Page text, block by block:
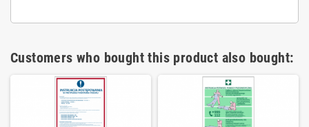
Customers who bought this product also bought: